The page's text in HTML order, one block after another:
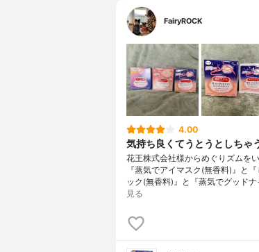
FairyROCK
4.00
気持ち良くてうとうとしちゃ
花王株式会社様からめぐりズムを
『蒸気でアイマスク(無香料)』と
ック(無香料)』と『蒸気でグッド
見る